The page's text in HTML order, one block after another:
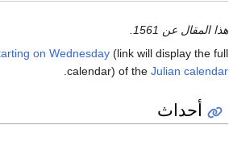
هذا المقال عن 1561.
on Wednesday (link will display the full
calendar) of the Julian calendar
أحداث